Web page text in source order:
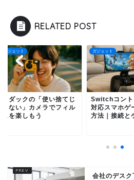
RELATED POST
ット
ックの「使い捨てじ
い」カメラでフィル
楽しもう
ガジェット
Switchコントロ
対応スマホゲーム
方法｜接続とゲー
会社のデスク